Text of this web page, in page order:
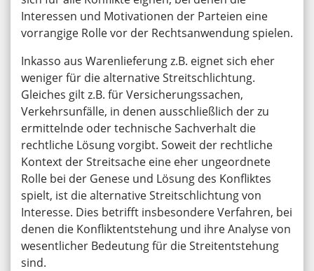
Interessen und Motivationen der Parteien eine
vorrangige Rolle vor der Rechtsanwendung spielen.
Inkasso aus Warenlieferung z.B. eignet sich eher
weniger für die alternative Streitschlichtung.
Gleiches gilt z.B. für Versicherungssachen,
Verkehrsunfälle, in denen ausschließlich der zu
ermittelnde oder technische Sachverhalt die
rechtliche Lösung vorgibt. Soweit der rechtliche
Kontext der Streitsache eine eher ungeordnete
Rolle bei der Genese und Lösung des Konfliktes
spielt, ist die alternative Streitschlichtung von
Interesse. Dies betrifft insbesondere Verfahren, bei
denen die Konfliktentstehung und ihre Analyse von
wesentlicher Bedeutung für die Streitentstehung
sind.